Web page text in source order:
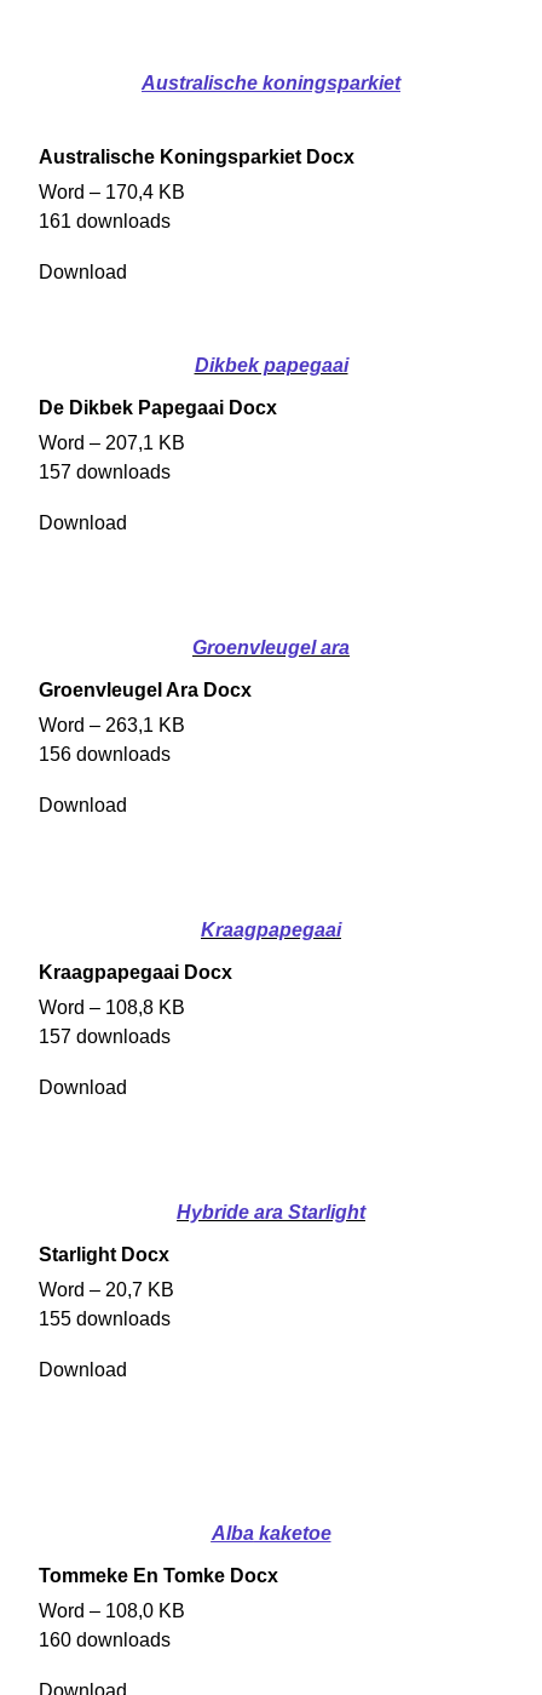
Australische koningsparkiet
Australische Koningsparkiet Docx
Word – 170,4 KB
161 downloads
Download
Dikbek papegaai
De Dikbek Papegaai Docx
Word – 207,1 KB
157 downloads
Download
Groenvleugel ara
Groenvleugel Ara Docx
Word – 263,1 KB
156 downloads
Download
Kraagpapegaai
Kraagpapegaai Docx
Word – 108,8 KB
157 downloads
Download
Hybride ara Starlight
Starlight Docx
Word – 20,7 KB
155 downloads
Download
Albakaketoe
Tommeke En Tomke Docx
Word – 108,0 KB
160 downloads
Download